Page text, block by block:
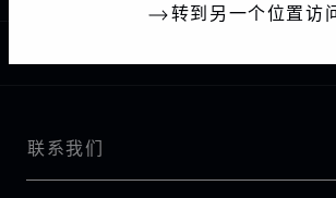
转到另一个位置访问
本地化（更改国家/地区）
更改国家/地区
联系我们